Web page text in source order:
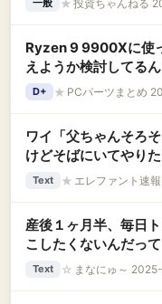
一般 ★ 投資ちゃんねる
Ryzen 9 9900Xに使
えようか検討してる
はなかったりする？
D+ ★ PCパーツまとめ
ワイ「父ちゃんそろ
けどそばにいてやり
ん！！！」
Text ★ エレファント速
産後１ヶ月半、毎日
こしたくないんだっ
もらったが…夫の唯
Text ☆ まなにゅ～